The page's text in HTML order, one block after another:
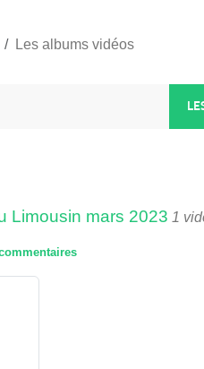
Les albums vidéos
Limousin mars 2023 1